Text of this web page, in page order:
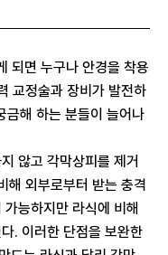
되면 누구나 안경을 착용
교정술과 장비가 발전하
금해 하는 분들이 늘어나
않고 각막상피를 제거
해 외부로부터 받는 충격
능하지만 라식에 비해
. 이러한 단점을 보완한